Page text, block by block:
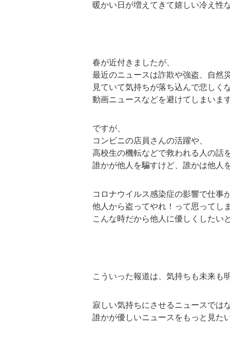
暖かい日が増えてきて嬉しい冷え性
春が近付きましたが、
最近のニュースは詐欺や強盗、自然
見ていて気持ちが落ち込んで悲しく
動画ニュースなどを避けてしまいま
ですが、
コンビニの店員さんの活躍や、
高校生の機転などで救われる人の話
誰かが他人を騙すけど、誰かは他人
コロナウイルス感染症の影響で仕事
他人から盗ってやれ！って思ってし
こんな時だから他人に優しくしたい
こういった報道は、気持ちも未来も
寂しい気持ちにさせるニュースでは
誰かが優しいニュースをもっと見た